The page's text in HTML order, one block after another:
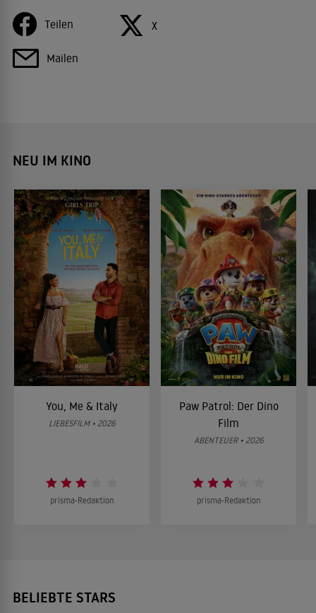
Teilen X
Mailen
NEU IM KINO
You, Me & Italy
LIEBESFILM • 2026
prisma-Redaktion
Paw Patrol: Der Dino
Film
ABENTEUER • 2026
prisma-Redaktion
BELIEBTE STARS